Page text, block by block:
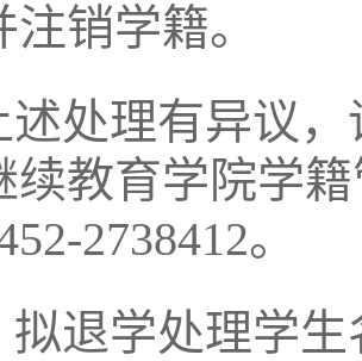
销学籍。
述处理有异议
续教育学院学
2738412。
拟退学处理学生